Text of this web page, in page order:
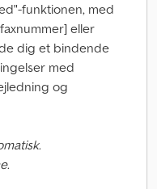
funktionen, med
eller
dig et bindende
med
og